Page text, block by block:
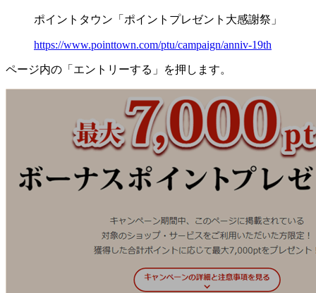
ポイントタウン「ポイントプレゼント大感謝祭」
https://www.pointtown.com/ptu/campaign/anniv-19th
ページ内の「エントリーする」を押します。